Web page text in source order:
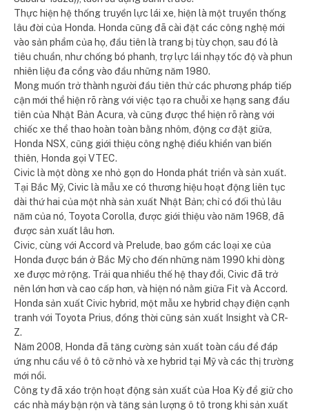
Thực hiện hệ thống truyền lực lái xe, hiện là một truyền thống
lâu đời của Honda. Honda cũng đã cài đặt các công nghệ mới
vào sản phẩm của họ, đầu tiên là trang bị tùy chọn, sau đó là
tiêu chuẩn, như chống bó phanh, trợ lực lái nhạy tốc độ và phun
nhiên liệu đa cổng vào đầu những năm 1980.
Mong muốn trở thành người đầu tiên thử các phương pháp tiếp
cận mới thể hiện rõ ràng với việc tạo ra chuỗi xe hạng sang đầu
tiên của Nhật Bản Acura, và cũng được thể hiện rõ ràng với
chiếc xe thể thao hoàn toàn bằng nhôm, động cơ đặt giữa,
Honda NSX, cũng giới thiệu công nghệ điều khiển van biến
thiên, Honda gọi VTEC.
Civic là một dòng xe nhỏ gọn do Honda phát triển và sản xuất.
Tại Bắc Mỹ, Civic là mẫu xe có thương hiệu hoạt động liên tục
dài thứ hai của một nhà sản xuất Nhật Bản; chỉ có đối thủ lâu
năm của nó, Toyota Corolla, được giới thiệu vào năm 1968, đã
được sản xuất lâu hơn.
Civic, cùng với Accord và Prelude, bao gồm các loại xe của
Honda được bán ở Bắc Mỹ cho đến những năm 1990 khi dòng
xe được mở rộng. Trải qua nhiều thế hệ thay đổi, Civic đã trở
nên lớn hơn và cao cấp hơn, và hiện nó nằm giữa Fit và Accord.
Honda sản xuất Civic hybrid, một mẫu xe hybrid chạy điện cạnh
tranh với Toyota Prius, đồng thời cũng sản xuất Insight và CR-
Z.
Năm 2008, Honda đã tăng cường sản xuất toàn cầu để đáp
ứng nhu cầu về ô tô cỡ nhỏ và xe hybrid tại Mỹ và các thị trường
mới nổi.
Công ty đã xáo trộn hoạt động sản xuất của Hoa Kỳ để giữ cho
các nhà máy bận rộn và tăng sản lượng ô tô trong khi sản xuất